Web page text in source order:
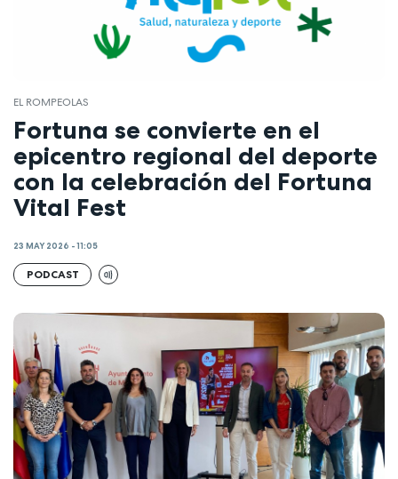
EL ROMPEOLAS
Fortuna se convierte en el
epicentro regional del deporte
con la celebración del Fortuna
Vital Fest
23 MAY 2026 - 11:05
PODCAST